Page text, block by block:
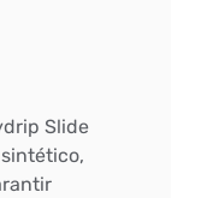
Slide